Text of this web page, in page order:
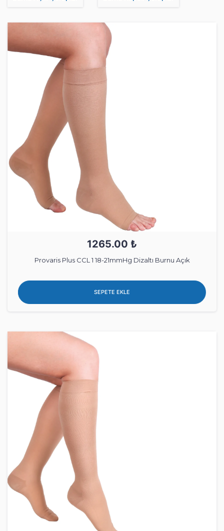
1265.00 ₺
Provaris Plus CCL 1 18-21mmHg Dizaltı Burnu Açık
SEPETE EKLE